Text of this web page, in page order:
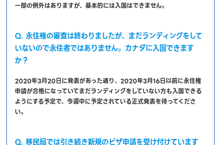
一部の例外はありますが、基本的には入国はできません。
Q. 永住権の審査は終わりましたが、まだランディングをして
いないので永住者ではありません。カナダに入国できます
か？
2020年3月20日に発表があった通り、2020年3月16日以前に永住権
申請が合格になっていてまだランディングをしていない方も入国できる
ようにする予定で、今週中に予定されている正式発表を待ってくださ
い。
Q. 移民局では引き続き新規のビザ申請を受け付けています